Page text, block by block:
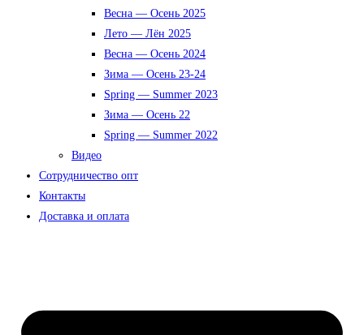
Весна — Осень 2025
Лето — Лён 2025
Весна — Осень 2024
Зима — Осень 23-24
Spring — Summer 2023
Зима — Осень 22
Spring — Summer 2022
Видео
Сотрудничество опт
Контакты
Доставка и оплата